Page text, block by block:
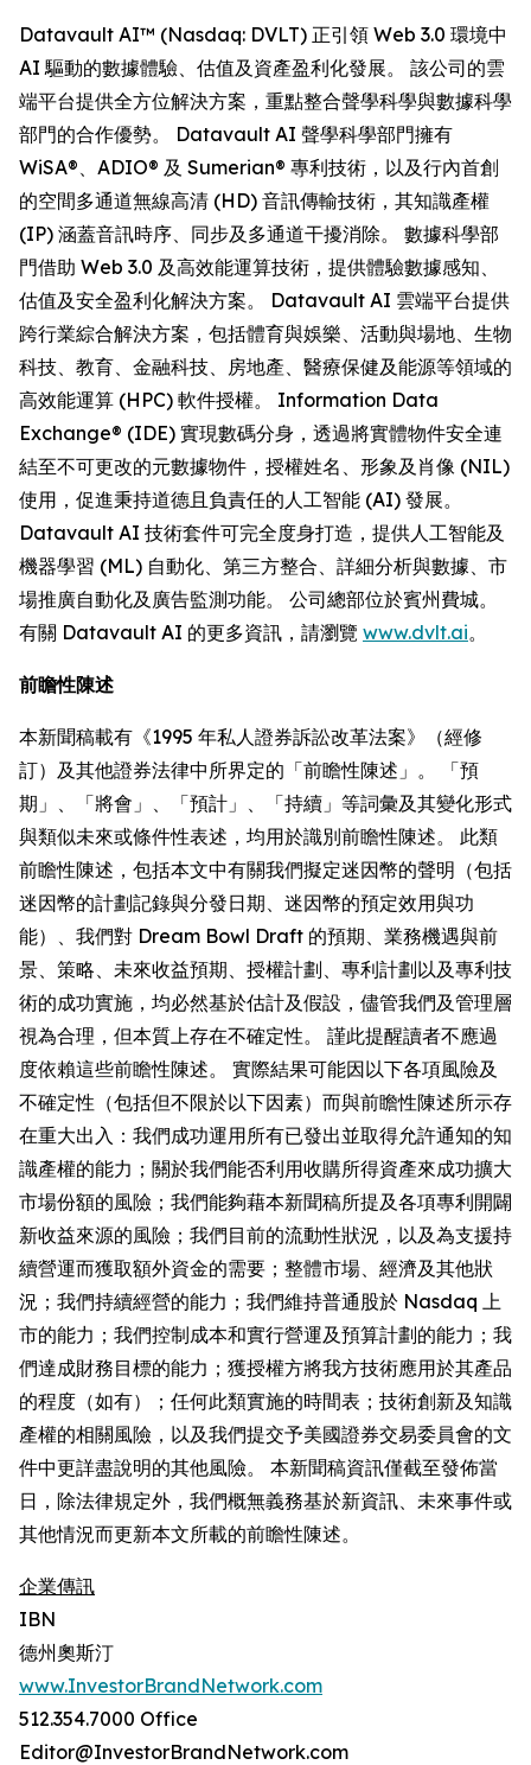
Datavault AI™ (Nasdaq: DVLT) 正引領 Web 3.0 環境中
AI 驅動的數據體驗、估值及資產盈利化發展。 該公司的雲
端平台提供全方位解決方案，重點整合聲學科學與數據科學
部門的合作優勢。 Datavault AI 聲學科學部門擁有
WiSA®、ADIO® 及 Sumerian® 專利技術，以及行內首創
的空間多通道無線高清 (HD) 音訊傳輸技術，其知識產權
(IP) 涵蓋音訊時序、同步及多通道干擾消除。 數據科學部
門借助 Web 3.0 及高效能運算技術，提供體驗數據感知、
估值及安全盈利化解決方案。 Datavault AI 雲端平台提供
跨行業綜合解決方案，包括體育與娛樂、活動與場地、生物
科技、教育、金融科技、房地產、醫療保健及能源等領域的
高效能運算 (HPC) 軟件授權。 Information Data
Exchange® (IDE) 實現數碼分身，透過將實體物件安全連
結至不可更改的元數據物件，授權姓名、形象及肖像 (NIL)
使用，促進秉持道德且負責任的人工智能 (AI) 發展。
Datavault AI 技術套件可完全度身打造，提供人工智能及
機器學習 (ML) 自動化、第三方整合、詳細分析與數據、市
場推廣自動化及廣告監測功能。 公司總部位於賓州費城。
有關 Datavault AI 的更多資訊，請瀏覽 www.dvlt.ai。
前瞻性陳述
本新聞稿載有《1995 年私人證券訴訟改革法案》（經修
訂）及其他證券法律中所界定的「前瞻性陳述」。 「預
期」、「將會」、「預計」、「持續」等詞彙及其變化形式
與類似未來或條件性表述，均用於識別前瞻性陳述。 此類
前瞻性陳述，包括本文中有關我們擬定迷因幣的聲明（包括
迷因幣的計劃記錄與分發日期、迷因幣的預定效用與功
能）、我們對 Dream Bowl Draft 的預期、業務機遇與前
景、策略、未來收益預期、授權計劃、專利計劃以及專利技
術的成功實施，均必然基於估計及假設，儘管我們及管理層
視為合理，但本質上存在不確定性。 謹此提醒讀者不應過
度依賴這些前瞻性陳述。 實際結果可能因以下各項風險及
不確定性（包括但不限於以下因素）而與前瞻性陳述所示存
在重大出入：我們成功運用所有已發出並取得允許通知的知
識產權的能力；關於我們能否利用收購所得資產來成功擴大
市場份額的風險；我們能夠藉本新聞稿所提及各項專利開闢
新收益來源的風險；我們目前的流動性狀況，以及為支援持
續營運而獲取額外資金的需要；整體市場、經濟及其他狀
況；我們持續經營的能力；我們維持普通股於 Nasdaq 上
市的能力；我們控制成本和實行營運及預算計劃的能力；我
們達成財務目標的能力；獲授權方將我方技術應用於其產品
的程度（如有）；任何此類實施的時間表；技術創新及知識
產權的相關風險，以及我們提交予美國證券交易委員會的文
件中更詳盡說明的其他風險。 本新聞稿資訊僅截至發佈當
日，除法律規定外，我們概無義務基於新資訊、未來事件或
其他情況而更新本文所載的前瞻性陳述。
企業傳訊
IBN
德州奧斯汀
www.InvestorBrandNetwork.com
512.354.7000 Office
Editor@InvestorBrandNetwork.com